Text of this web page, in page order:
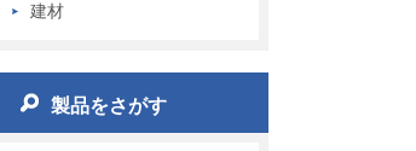
建材
製品をさがす